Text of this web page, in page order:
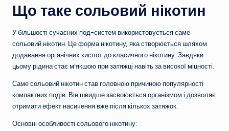
Що таке сольовий нікотин
У більшості сучасних под-систем використовується саме
сольовий нікотин. Це форма нікотину, яка створюється шляхом
додавання органічних кислот до класичного нікотину. Завдяки
цьому рідина стає м’якшою при затяжці навіть за високої міцності.
Саме сольовий нікотин став головною причиною популярності
компактних подів. Він швидше засвоюється організмом і дозволяє
отримати ефект насичення вже після кількох затяжок.
Основні особливості сольового нікотину: